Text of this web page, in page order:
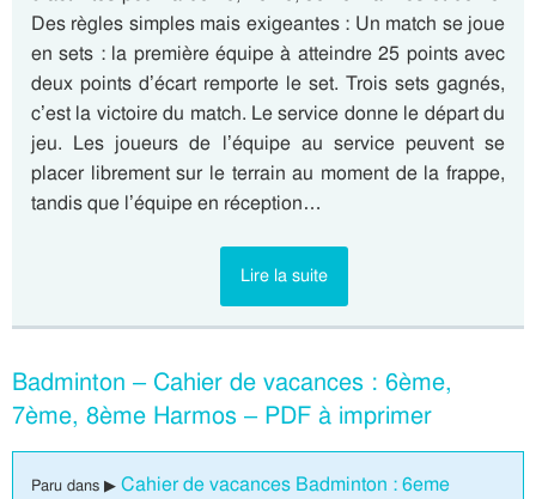
Des règles simples mais exigeantes : Un match se joue
en sets : la première équipe à atteindre 25 points avec
deux points d’écart remporte le set. Trois sets gagnés,
c’est la victoire du match. Le service donne le départ du
jeu. Les joueurs de l’équipe au service peuvent se
placer librement sur le terrain au moment de la frappe,
tandis que l’équipe en réception…
Lire la suite
Badminton – Cahier de vacances : 6ème,
7ème, 8ème Harmos – PDF à imprimer
Paru dans ▶ Cahier de vacances Badminton : 6eme